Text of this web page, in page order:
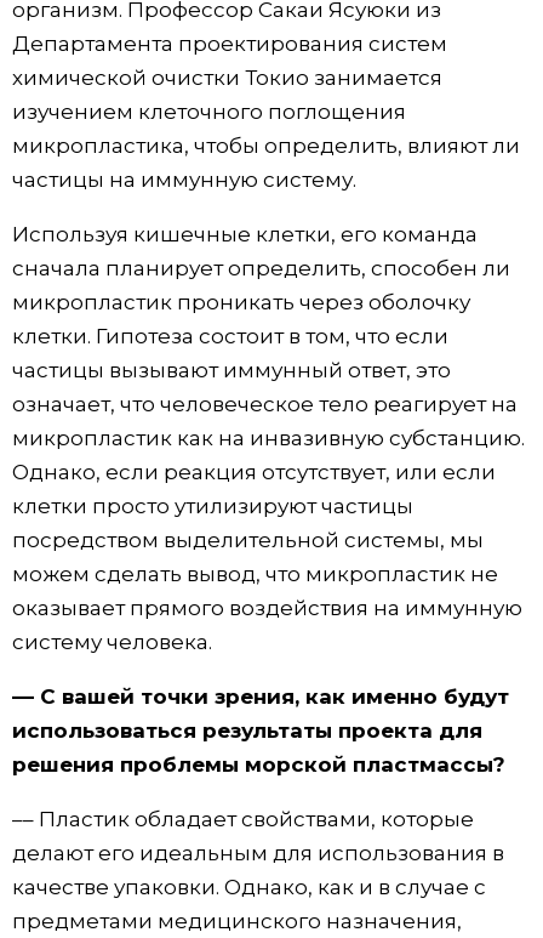
организм. Профессор Сакаи Ясуюки из
Департамента проектирования систем
химической очистки Токио занимается
изучением клеточного поглощения
микропластика, чтобы определить, влияют ли
частицы на иммунную систему.
Используя кишечные клетки, его команда
сначала планирует определить, способен ли
микропластик проникать через оболочку
клетки. Гипотеза состоит в том, что если
частицы вызывают иммунный ответ, это
означает, что человеческое тело реагирует на
микропластик как на инвазивную субстанцию.
Однако, если реакция отсутствует, или если
клетки просто утилизируют частицы
посредством выделительной системы, мы
можем сделать вывод, что микропластик не
оказывает прямого воздействия на иммунную
систему человека.
–– С вашей точки зрения, как именно будут
использоваться результаты проекта для
решения проблемы морской пластмассы?
–– Пластик обладает свойствами, которые
делают его идеальным для использования в
качестве упаковки. Однако, как и в случае с
предметами медицинского назначения,